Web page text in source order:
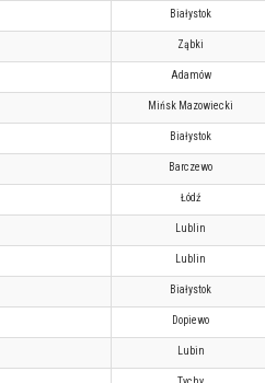
Białystok
Ząbki
Adamów
Mińsk Mazowiecki
Białystok
Barczewo
Łódź
Lublin
Lublin
Białystok
Dopiewo
Lubin